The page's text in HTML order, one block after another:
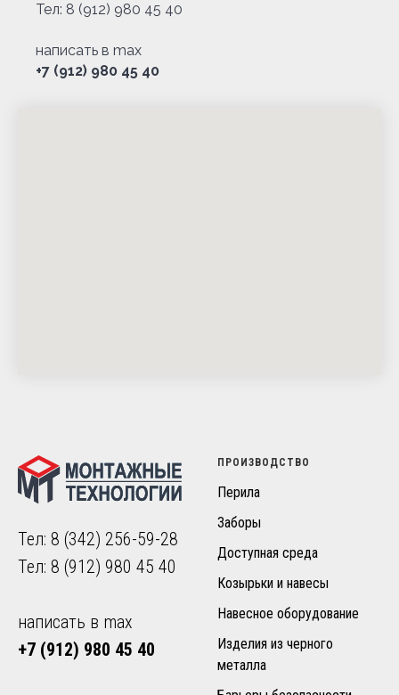
Тел: 8 (912) 980 45 40
написать в max
+7 (912) 980 45 40
Тел: 8 (342) 256-59-28
Тел: 8 (912) 980 45 40
написать в max
+7 (912) 980 45 40
ПРОИЗВОДСТВО
Перила
Заборы
Доступная среда
Козырьки и навесы
Навесное оборудование
Изделия из черного
металла